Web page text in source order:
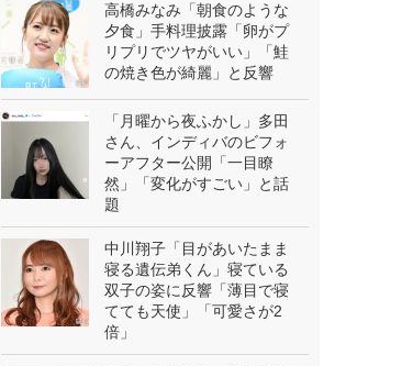
高橋みなみ「朝食のような
夕食」手料理披露「卵がプ
リプリでツヤがいい」「鮭
の焼き色が綺麗」と反響
「月曜から夜ふかし」多田
さん、インディバのビフォ
ーアフター公開「一目瞭
然」「変化がすごい」と話
題
中川翔子「目があいたまま
寝る遺伝弟くん」寝ている
双子の姿に反響「薄目で寝
てても天使」「可愛さが2
倍」